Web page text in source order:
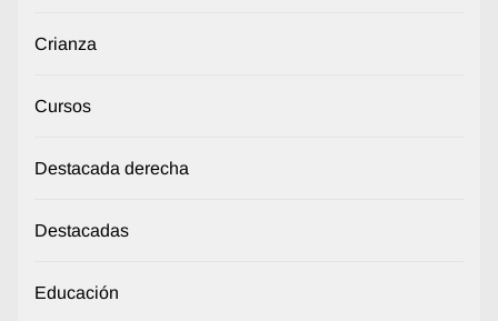
Crianza
Cursos
Destacada derecha
Destacadas
Educación